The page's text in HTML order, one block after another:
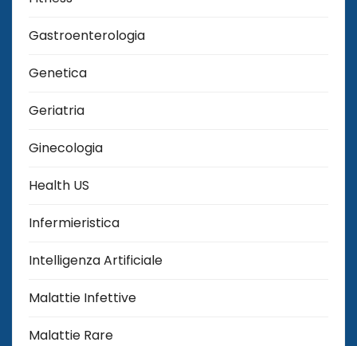
Gastroenterologia
Genetica
Geriatria
Ginecologia
Health US
Infermieristica
Intelligenza Artificiale
Malattie Infettive
Malattie Rare